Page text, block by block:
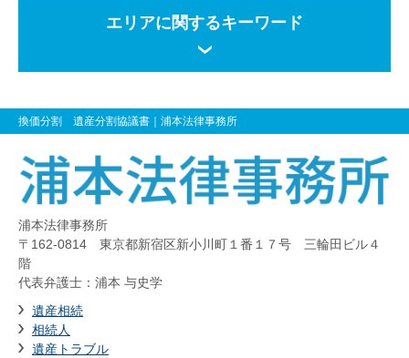
エリアに関するキーワード
換価分割 遺産分割協議書 ｜浦本法律事務所
浦本法律事務所
〒162-0814 東京都新宿区新小川町１番１７号 三輪田ビル４
階
代表弁護士：浦本 与史学
遺産相続
相続人
遺産トラブル